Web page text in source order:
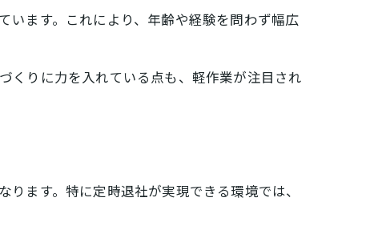
います。これにより、年齢や経験を問わず幅広
くりに力を入れている点も、軽作業が注目され
ます。特に定時退社が実現できる環境では、